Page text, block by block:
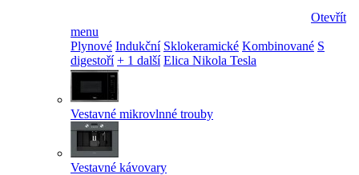
Otevřít
menu
Plynové Indukční Sklokeramické Kombinované S
digestoří + 1 další Elica Nikola Tesla
Vestavné mikrovlnné trouby
Vestavné kávovary